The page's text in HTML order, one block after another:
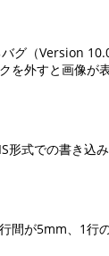
グ（Version
を外すと画像が
形式での書き込
間が5mm、1行